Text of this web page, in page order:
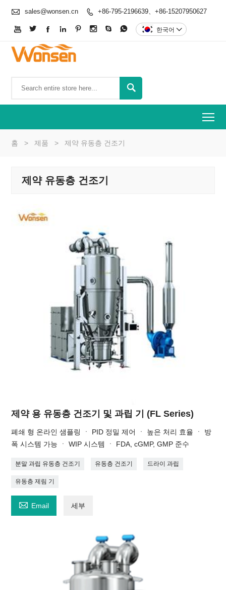
 sales@wonsen.cn  +86-795-2196639、+86-15207950627
        한국어 

홈 > 제품 > 제약 유동층 건조기
제약 유동층 건조기
제약 용 유동층 건조기 및 과립 기 (FL Series)
폐쇄 형 온라인 샘플링 ㆍ PID 정밀 제어 ㆍ 높은 처리 효율 ㆍ 방
폭 시스템 가능 ㆍ WIP 시스템 ㆍ FDA, cGMP, GMP 준수
분말 과립 유동층 건조기 유동층 건조기 드라이 과립
유동층 제림 기
 Email 세부